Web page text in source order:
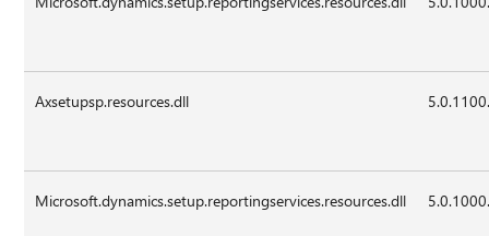
Axsetupsp.resources.dll
Microsoft.dynamics.setup.reportingservices.resources.dll